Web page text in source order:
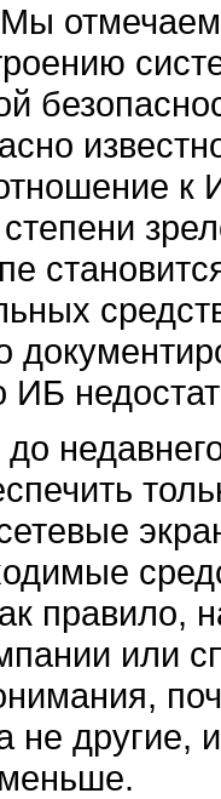
Мы
к
ИБ
до
правило,
или
не другие,